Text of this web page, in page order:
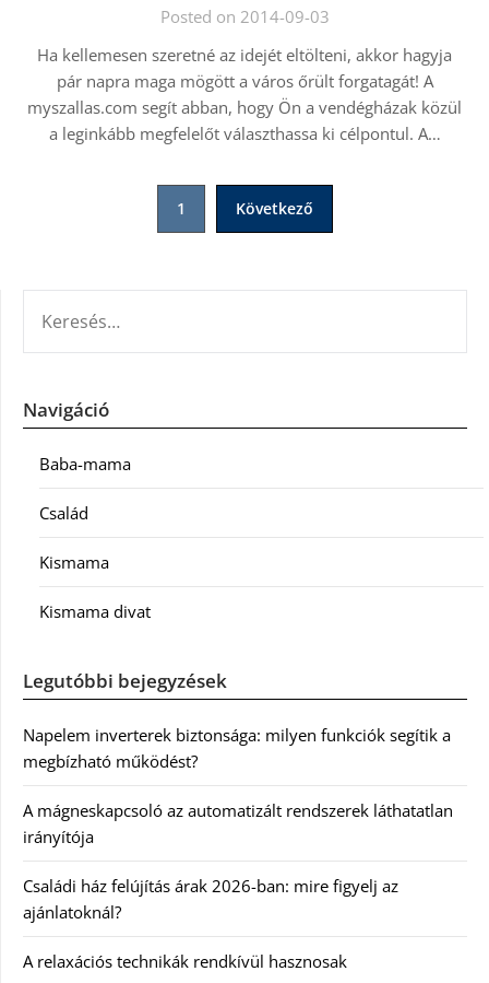
Posted on 2014-09-03
Ha kellemesen szeretné az idejét eltölteni, akkor hagyja
pár napra maga mögött a város őrült forgatagát! A
myszallas.com segít abban, hogy Ön a vendégházak közül
a leginkább megfelelőt választhassa ki célpontul. A…
1 Következő
Navigáció
Baba-mama
Család
Kismama
Kismama divat
Legutóbbi bejegyzések
Napelem inverterek biztonsága: milyen funkciók segítik a
megbízható működést?
A mágneskapcsoló az automatizált rendszerek láthatatlan
irányítója
Családi ház felújítás árak 2026-ban: mire figyelj az
ajánlatoknál?
A relaxációs technikák rendkívül hasznosak